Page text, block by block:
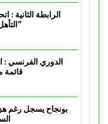
الرابطة الثانية :
التأهل إلى “البلاي أوف”
الدوري الفرنسي :
قائمة
بونجاح يسجل رغم